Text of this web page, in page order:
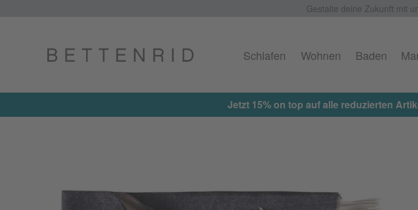
Gestalte deine Zukunft mit
Schlafen Wohnen Baden
Jetzt 15% on top auf alle reduzierten